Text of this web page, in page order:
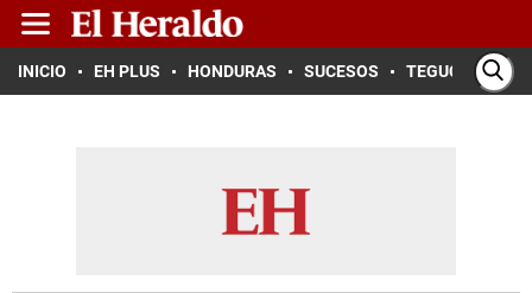
INICIO EH PLUS HONDURAS SUCESOS TEGUCIGALPA